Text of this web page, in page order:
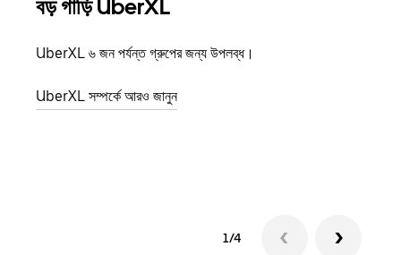
বড় গাড়ি UberXL
UberXL ৬ জন পর্যন্ত গ্রুপের জন্য উপলব্ধ।
UberXL সম্পর্কে আরও জানুন
1/4